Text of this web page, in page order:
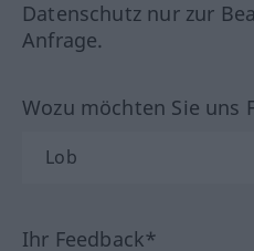
Datenschutz nur zur
Anfrage.
Wozu möchten Sie uns
Ihr Feedback*